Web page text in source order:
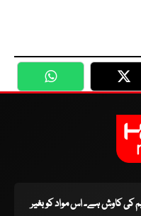
WhatsApp
ٹیم کی کاوش ہے۔ اس مواد کو بغیر